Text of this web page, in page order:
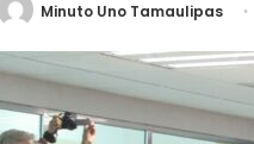
Minuto Uno Tamaulipas